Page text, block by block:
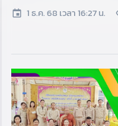
1 ธ.ค. 68 เวลา 16:27 น.